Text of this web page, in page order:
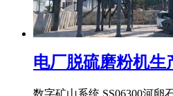
电厂脱硫磨粉机生